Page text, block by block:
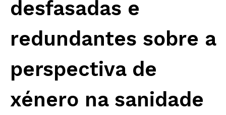
desfasadas e
redundantes sobre a
perspectiva de
xénero na sanidade